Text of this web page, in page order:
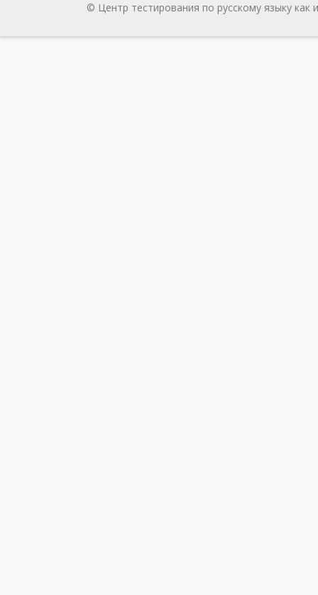
© Центр тестирования по русскому языку как